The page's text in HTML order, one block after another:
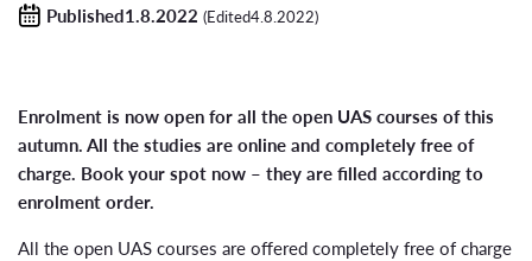
Published1.8.2022 (Edited4.8.2022)
Enrolment is now open for all the open UAS courses of this
autumn. All the studies are online and completely free of
charge. Book your spot now – they are filled according to
enrolment order.
All the open UAS courses are offered completely free of charge